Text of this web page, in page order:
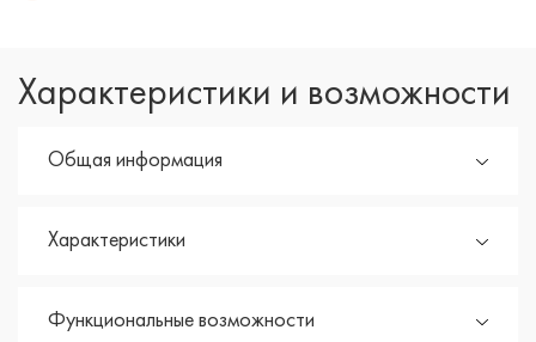
Характеристики и возможности
Общая информация
Характеристики
Функциональные возможности